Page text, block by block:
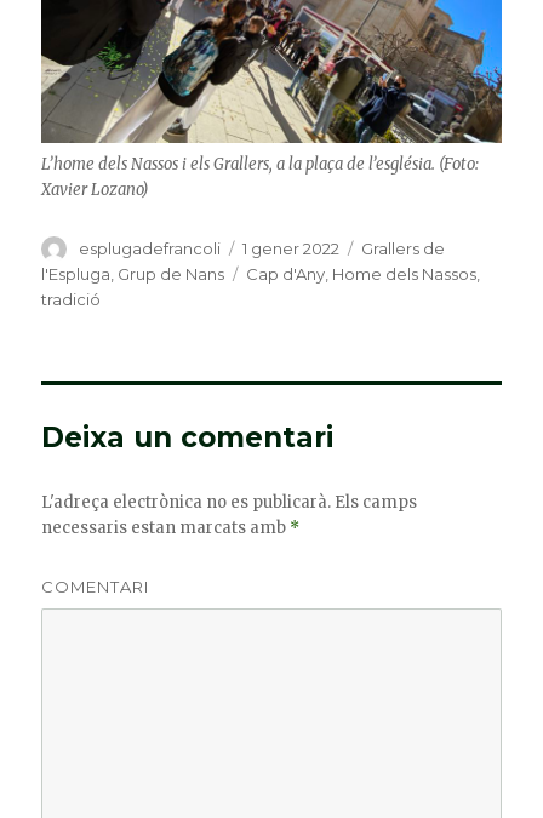
L’home dels Nassos i els Grallers, a la plaça de l’església. (Foto:
Xavier Lozano)
Autor
esplugadefrancoli
Publicat
el
1 gener 2022 Categories
Grallers de
l'Espluga, Grup de Nans Etiquetes
Cap d'Any, Home dels Nassos,
tradició
Deixa un comentari
L'adreça electrònica no es publicarà. Els camps
necessaris estan marcats amb *
COMENTARI